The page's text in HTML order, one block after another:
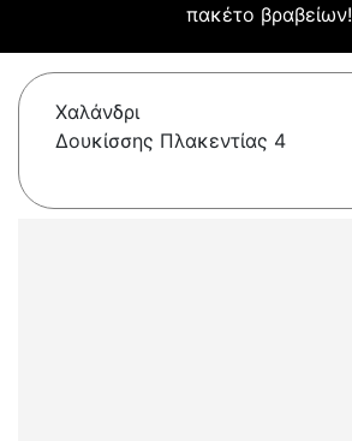
πακέτο βραβείων!
Χαλάνδρι
Δουκίσσης Πλακεντίας 4